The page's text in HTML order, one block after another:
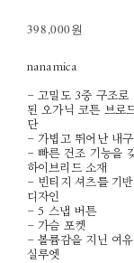
398,000원
nanamica
- 고밀도 3중 구조로
된 오가닉 코튼 브로
단
- 가볍고 뛰어난 내구
- 빠른 건조 기능을
하이브리드 소재
- 빈티지 셔츠를 기
디자인
- 5 스냅 버튼
- 가슴 포켓
- 볼륨감을 지닌 여
실루엣